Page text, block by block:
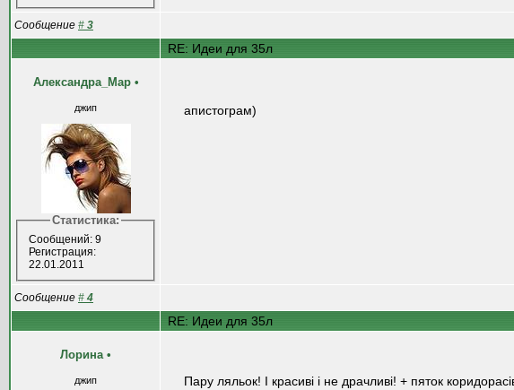
Сообщение # 3
RE: Идеи для 35л
Александра_Мар •
джип
Статистика:
Сообщений: 9
Регистрация:
22.01.2011
апистограм)
Сообщение # 4
RE: Идеи для 35л
Лорина •
джип Пару ляльок! І красиві і не драчливі! + пяток